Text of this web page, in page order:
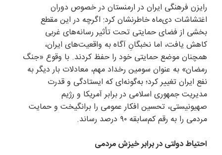
رایزن فرهنگی ایران در ارمنستان در خصوص دوران
اغتشاشات دی‌ماه خاطرنشان کرد: اگرچه در این مقطع
بخشی از فضای حمایتی تحت تأثیر رسانه‌های غربی
کاهش یافت، اما نخبگانِ آگاه به واقعیت‌های ایران،
همچنان موضع حمایتی خود را حفظ کردند. با وقوع «جنگ
رمضان» به عنوان سومین رخداد مهم، معادلات بار دیگر به
نفع ایران تغییر کرد؛ به‌گونه‌ای که ایستادگی و قدرت
مدیریت جمهوری اسلامی در برابر آمریکا و رژیم
صهیونیستی، تحسین افکار عمومی را برانگیخت و حمایت
مردمی را به رقم کم‌سابقه ۹۰ درصد رساند.
احتیاط دولتی در برابر خیزش مردمی